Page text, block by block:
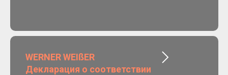
WERNER WEIßER
Декларация о соответствии